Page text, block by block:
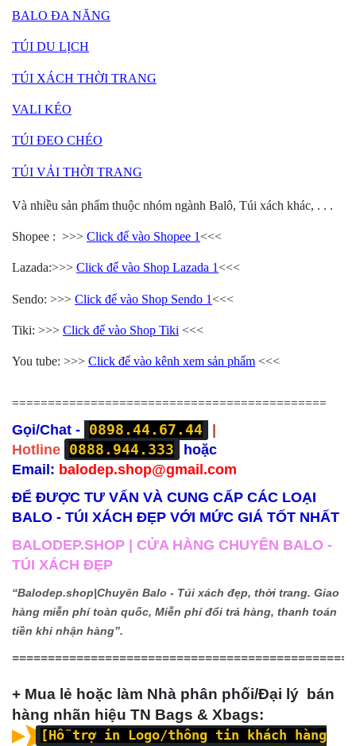
BALO ĐA NĂNG
TÚI DU LỊCH
TÚI XÁCH THỜI TRANG
VALI KÉO
TÚI ĐEO CHÉO
TÚI VẢI THỜI TRANG
Và nhiều sản phẩm thuộc nhóm ngành Balô, Túi xách khác, . . .
Shopee : >>> Click để vào Shopee 1 <<<
Lazada:>>> Click để vào Shop Lazada 1 <<<
Sendo: >>> Click để vào Shop Sendo 1 <<<
Tiki: >>> Click để vào Shop Tiki <<<
You tube: >>> Click để vào kênh xem sản phẩm <<<
============================================
Gọi/Chat - 0898.44.67.44
Hotline 0888.944.333
hoặc
Email: balodep.shop@gmail.com
ĐỂ ĐƯỢC TƯ VẤN VÀ CUNG CẤP CÁC LOẠI
BALO - TÚI XÁCH ĐẸP VỚI MỨC GIÁ TỐT NHẤT
BALODEP.SHOP | CỬA HÀNG CHUYÊN BALO -
TÚI XÁCH ĐẸP
“Balodep.shop|Chuyên Balo - Túi xách đẹp, thời trang. Giao
hàng miễn phí toàn quốc, Miễn phí đổi trả hàng, thanh toán
tiền khi nhận hàng”.
+ Mua lẻ hoặc làm Nhà phân phối/Đại lý bán
hàng nhãn hiệu TN Bags & Xbags:
[Hỗ trợ in Logo/thông tin khách hàng